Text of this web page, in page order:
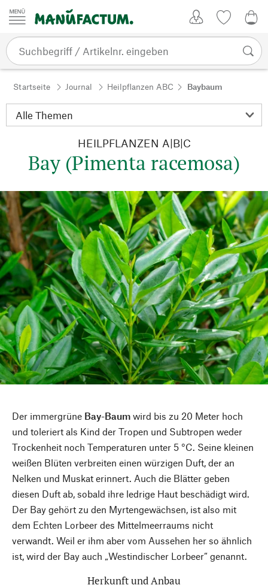
Zum Inhalt springen
Startseite Journal Heilpflanzen ABC Baybaum
HEILPFLANZEN A|B|C
Bay (Pimenta racemosa)
Der immergrüne Bay-Baum wird bis zu 20 Meter hoch
und toleriert als Kind der Tropen und Subtropen weder
Trockenheit noch Temperaturen unter 5 °C. Seine kleinen
weißen Blüten verbreiten einen würzigen Duft, der an
Nelken und Muskat erinnert. Auch die Blätter geben
diesen Duft ab, sobald ihre ledrige Haut beschädigt wird.
Der Bay gehört zu den Myrtengewächsen, ist also mit
dem Echten Lorbeer des Mittelmeerraums nicht
verwandt. Weil er ihm aber vom Aussehen her so ähnlich
ist, wird der Bay auch „Westindischer Lorbeer“ genannt.
Herkunft und Anbau